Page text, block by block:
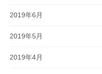
2019年6月
2019年5月
2019年4月